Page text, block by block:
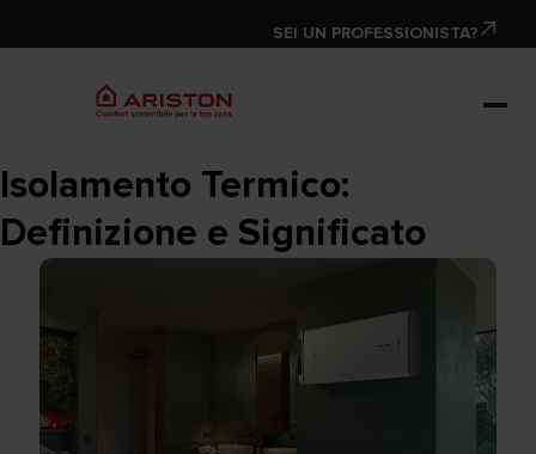
SEI UN PROFESSIONISTA?
Isolamento Termico:
Definizione e Significato